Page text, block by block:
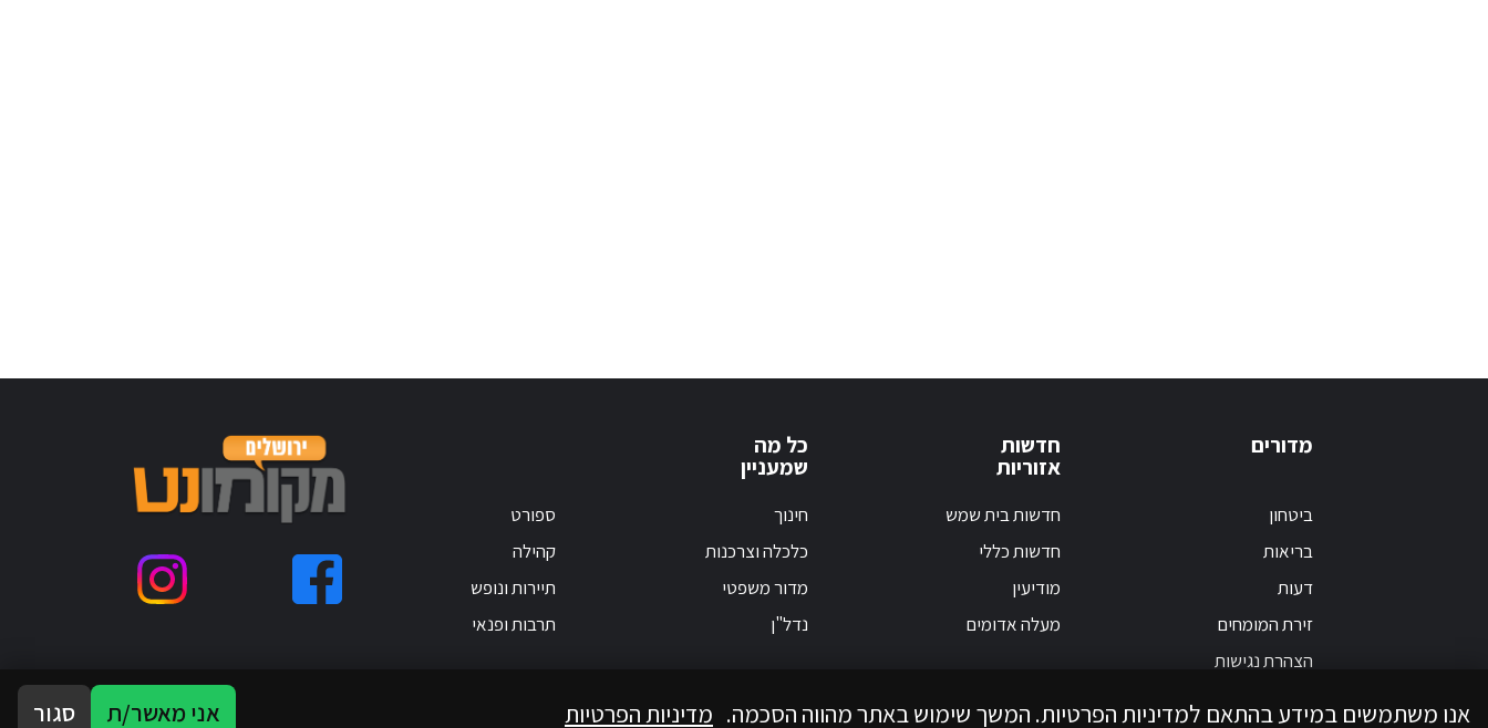
מדורים
ביטחון
בריאות
דעות
זירת המומחים
הצהרת נגישות
חדשות
אזוריות
חדשות בית שמש
חדשות כללי
מודיעין
מעלה אדומים
כל מה
שמעניין
חינוך
כלכלה וצרכנות
מדור משפטי
נדל"ן
ספורט
קהילה
תיירות ונופש
תרבות ופנאי
אנו משתמשים במידע בהתאם למדיניות הפרטיות. המשך שימוש באתר מהווה הסכמה. מדיניות הפרטיות אני מאשר/ת סגור